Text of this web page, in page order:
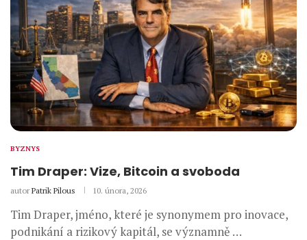
BYZNYS
Tim Draper: Vize, Bitcoin a svoboda
autor Patrik Pilous 10. února, 2026
Tim Draper, jméno, které je synonymem pro inovace,
podnikání a rizikový kapitál, se významně …